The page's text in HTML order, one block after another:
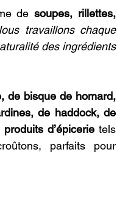
de soupes, rillettes,
travaillons chaque
des ingrédients
de bisque de homard,
de haddock, de
produits d’épicerie tels
parfaits pour